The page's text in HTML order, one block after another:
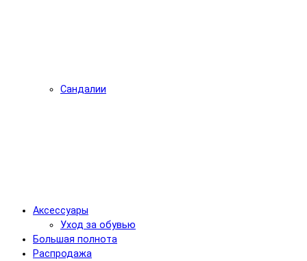
Сандалии
Аксессуары
Уход за обувью
Большая полнота
Распродажа